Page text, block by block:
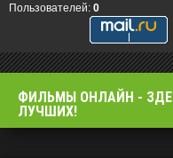
Пользователей: 0
ФИЛЬМЫ OНЛАЙН -
ЛУЧШИХ!